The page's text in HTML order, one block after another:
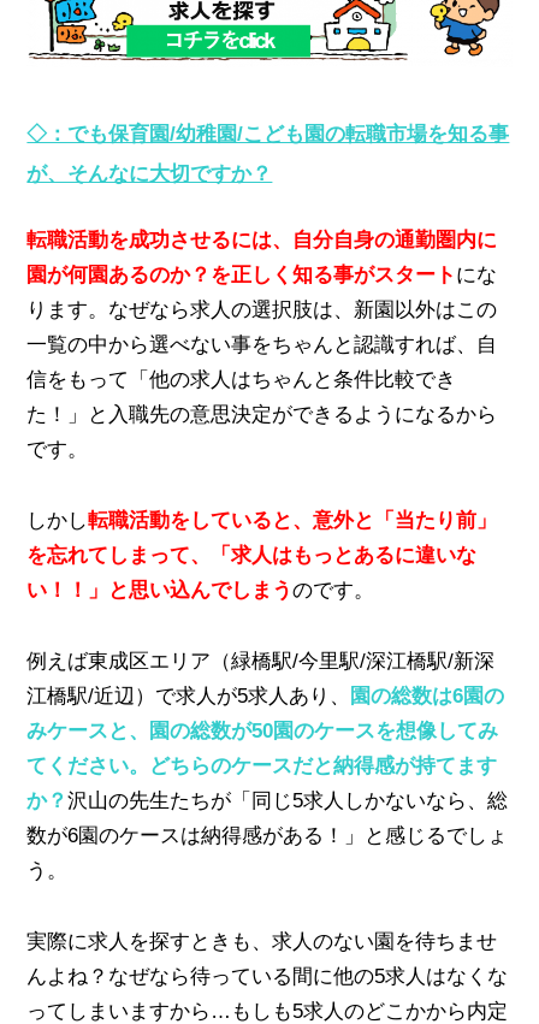
◇：でも保育園/幼稚園/こども園の転職市場を知る事
が、そんなに大切ですか？
転職活動を成功させるには、自分自身の通勤圏内に
園が何園あるのか？を正しく知る事がスタート にな
ります。なぜなら求人の選択肢は、新園以外はこの
一覧の中から選べない事をちゃんと認識すれば、自
信をもって「他の求人はちゃんと条件比較でき
た！」と入職先の意思決定ができるようになるから
です。
しかし転職活動をしていると、意外と「当たり前」
を忘れてしまって、「求人はもっとあるに違いな
い！！」と思い込んでしまうのです。
例えば東成区エリア（緑橋駅/今里駅/深江橋駅/新深
江橋駅/近辺）で求人が5求人あり、
園の総数は6園の
みケースと、園の総数が50園のケースを想像してみ
てください。どちらのケースだと納得感が持てます
か？沢山の先生たちが「同じ5求人しかないなら、総
数が6園のケースは納得感がある！」と感じるでしょ
う。
実際に求人を探すときも、求人のない園を待ちませ
んよね？なぜなら待っている間に他の5求人はなくな
ってしまいますから…もしも5求人のどこかから内定